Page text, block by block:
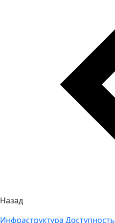
Назад
Инфраструктура Доступность